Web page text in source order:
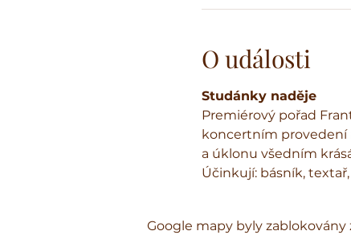
O události
Studánky naděje
Premiérový pořad
koncertním provedení
a úklonu všedním
Účinkují: básník,
Google mapy byly